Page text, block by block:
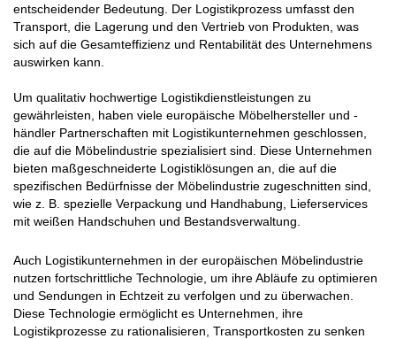
entscheidender Bedeutung. Der Logistikprozess umfasst den
Transport, die Lagerung und den Vertrieb von Produkten, was
sich auf die Gesamteffizienz und Rentabilität des Unternehmens
auswirken kann.
Um qualitativ hochwertige Logistikdienstleistungen zu
gewährleisten, haben viele europäische Möbelhersteller und -
händler Partnerschaften mit Logistikunternehmen geschlossen,
die auf die Möbelindustrie spezialisiert sind. Diese Unternehmen
bieten maßgeschneiderte Logistiklösungen an, die auf die
spezifischen Bedürfnisse der Möbelindustrie zugeschnitten sind,
wie z. B. spezielle Verpackung und Handhabung, Lieferservices
mit weißen Handschuhen und Bestandsverwaltung.
Auch Logistikunternehmen in der europäischen Möbelindustrie
nutzen fortschrittliche Technologie, um ihre Abläufe zu optimieren
und Sendungen in Echtzeit zu verfolgen und zu überwachen.
Diese Technologie ermöglicht es Unternehmen, ihre
Logistikprozesse zu rationalisieren, Transportkosten zu senken